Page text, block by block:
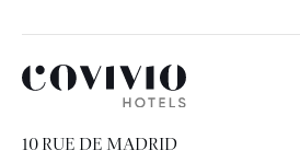
Covivio Hotels
10 RUE DE MADRID